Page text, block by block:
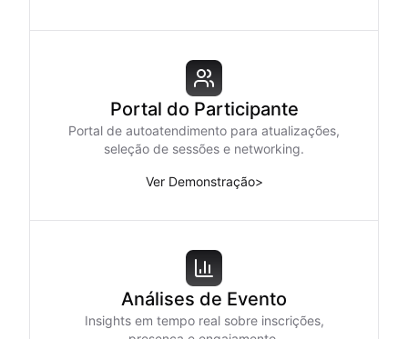
Portal do Participante
Portal de autoatendimento para atualizações,
seleção de sessões e networking.
Ver Demonstração>
Análises de Evento
Insights em tempo real sobre inscrições,